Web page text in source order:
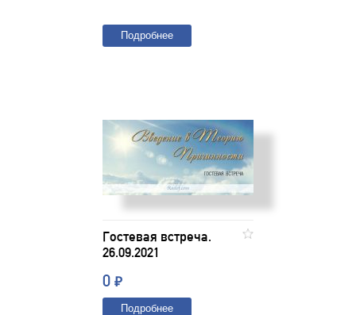
Подробнее
Гостевая встреча.
26.09.2021
0 ₽
Подробнее